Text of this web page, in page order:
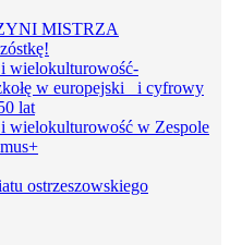
MISTRZA
wielokulturowość-
w europejski i cyfrowy
lat
wielokulturowość w Zespole
ostrzeszowskiego